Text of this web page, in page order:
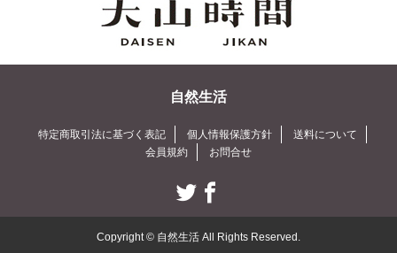
自然生活
特定商取引法に基づく表記 個人情報保護方針
送料について
会員規約
お問合せ
Copyright © 自然生活 All Rights Reserved.